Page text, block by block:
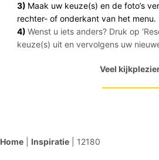
3) Maak uw keuze(s) en de foto’s
rechter- of onderkant van het menu.
4) Wenst u iets anders? Druk op
keuze(s) uit en vervolgens uw
Veel
Home Inspiratie 12180